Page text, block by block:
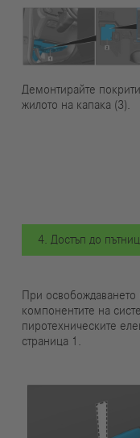
Демонтирайте
жилото на капака (3).
4. Достъп до
При освобождаването
компонентите на
пиротехническите
страница 1.